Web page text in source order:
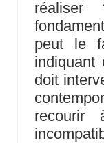
peut le
indiquant
doit
recourir